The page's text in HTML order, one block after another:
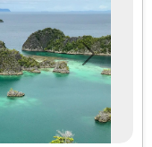
Next